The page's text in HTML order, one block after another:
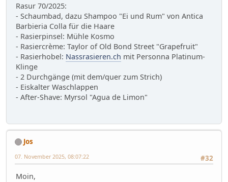
Rasur 70/2025:
- Schaumbad, dazu Shampoo "Ei und Rum" von Antica
Barbieria Colla für die Haare
- Rasierpinsel: Mühle Kosmo
- Rasiercrème: Taylor of Old Bond Street "Grapefruit"
- Rasierhobel: Nassrasieren.ch mit Personna Platinum-
Klinge
- 2 Durchgänge (mit dem/quer zum Strich)
- Eiskalter Waschlappen
- After-Shave: Myrsol "Agua de Limon"
Jos
#32
07. November 2025, 08:07:22
Moin,